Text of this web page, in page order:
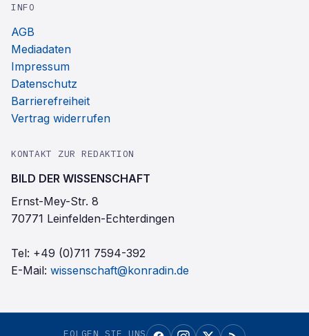
INFO
AGB
Mediadaten
Impressum
Datenschutz
Barrierefreiheit
Vertrag widerrufen
KONTAKT ZUR REDAKTION
BILD DER WISSENSCHAFT
Ernst-Mey-Str. 8
70771 Leinfelden-Echterdingen
Tel: +49 (0)711 7594-392
E-Mail: wissenschaft@konradin.de
FOLGEN SIE UNS